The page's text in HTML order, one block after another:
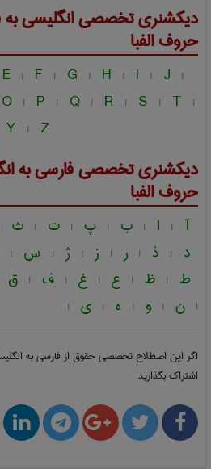
دیکشنری تخصصی انگلیسی
حروف الفبا
E | F | G | H | I | J |
O | P | Q | R | S | T |
Y | Z
دیکشنری تخصصی فارسی به
حروف الفبا
آ | ا | ب | پ | ت | ث
د | ذ | ر | ز | ژ | س |
ط | ظ | ع | غ | ف | ق
| ن | و | ه | ی |
اگر این اصطلاح تخصصی حقوق از فارسی به
اشتراک بگذارید